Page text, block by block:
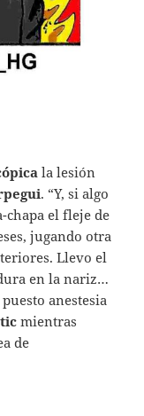
la lesión
. “Y, si algo
el fleje de
jugando otra
Llevo el
en la nariz…
anestesia
mientras
de